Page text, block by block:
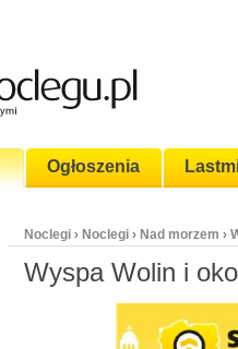
Ogłoszenia
Noclegi › Noclegi › Nad morzem ›
Wyspa Wolin i